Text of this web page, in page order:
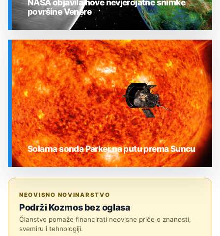
SVEMIR
NASA objavila nove nevjerojatne snimke
površine Venere
Solarna sonda Parker na putu prema Suncu
NEOVISNO NOVINARSTVO
Podrži Kozmos bez oglasa
Članstvo pomaže financirati neovisne priče o znanosti,
svemiru i tehnologiji.